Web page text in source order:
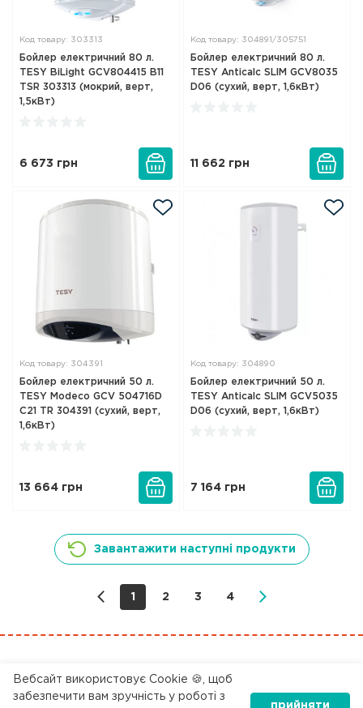
Код товару: 303313
Бойлер електричний 80 л.
TESY BiLight GCV804415 B11
TSR 303313 (мокрий, верт,
1,5кВт)
6 673 грн
Код товару: 304891/305751
Бойлер електричний 80 л.
TESY Anticalc SLIM GCV8035
D06 (сухий, верт, 1,6кВт)
11 662 грн
Код товару: 304391
Бойлер електричний 50 л.
TESY Modeco GCV 504716D
C21 TR 304391 (сухий, верт,
1,6кВт)
13 664 грн
Код товару: 304890
Бойлер електричний 50 л.
TESY Anticalc SLIM GCV5035
D06 (сухий, верт, 1,6кВт)
7 164 грн
Завантажити наступні продукти
1 2 3 4
0 800 200 045
Вебсайт використовує Cookie 🍪, щоб
забезпечити вам зручність у роботі з
прийняти